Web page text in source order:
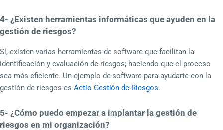
4- ¿Existen herramientas informáticas que ayuden en la
gestión de riesgos?
Sí, existen varias herramientas de software que facilitan la
identificación y evaluación de riesgos; haciendo que el proceso
sea más eficiente. Un ejemplo de software para ayudarte con la
gestión de riesgos es Actio Gestión de Riesgos.
5- ¿Cómo puedo empezar a implantar la gestión de
riesgos en mi organización?